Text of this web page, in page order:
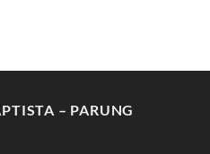
– PARUNG